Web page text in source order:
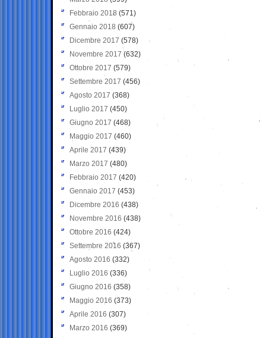
Febbraio 2018 (571)
Gennaio 2018 (607)
Dicembre 2017 (578)
Novembre 2017 (632)
Ottobre 2017 (579)
Settembre 2017 (456)
Agosto 2017 (368)
Luglio 2017 (450)
Giugno 2017 (468)
Maggio 2017 (460)
Aprile 2017 (439)
Marzo 2017 (480)
Febbraio 2017 (420)
Gennaio 2017 (453)
Dicembre 2016 (438)
Novembre 2016 (438)
Ottobre 2016 (424)
Settembre 2016 (367)
Agosto 2016 (332)
Luglio 2016 (336)
Giugno 2016 (358)
Maggio 2016 (373)
Aprile 2016 (307)
Marzo 2016 (369)